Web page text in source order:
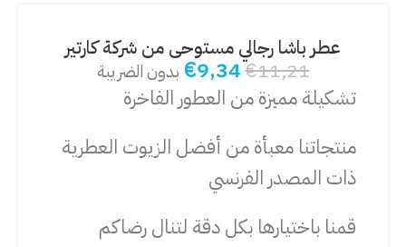
عطر باشا رجالي مستوحى من شركة كارتير
€11,21
€9,34 بدون الضريبة
تشكيلة مميزة من العطور الفاخرة
منتجاتنا معبأة من أفضل الزيوت العطرية
ذات المصدر الفرنسي
قمنا باختيارها بكل دقة لتنال رضاكم